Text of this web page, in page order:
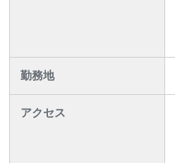
勤務地
アクセス